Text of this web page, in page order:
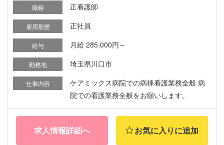
職種 正看護師
雇用形態 正社員
給与 月給 285,000円～
勤務地 埼玉県川口市
仕事内容
ケアミックス病院での病棟看護業務全般 病
院での看護業務全般をお願いします。
求人情報詳細へ お気に入りに追加